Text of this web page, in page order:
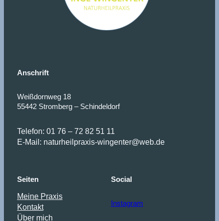
Anschrift
Weißdornweg 18
55442 Stromberg – Schindeldorf
Telefon: 01 76 – 72 82 51 11
E-Mail: naturheilpraxis-wingenter@web.de
Seiten
Meine Praxis
Kontakt
Über mich
Social
Instagram